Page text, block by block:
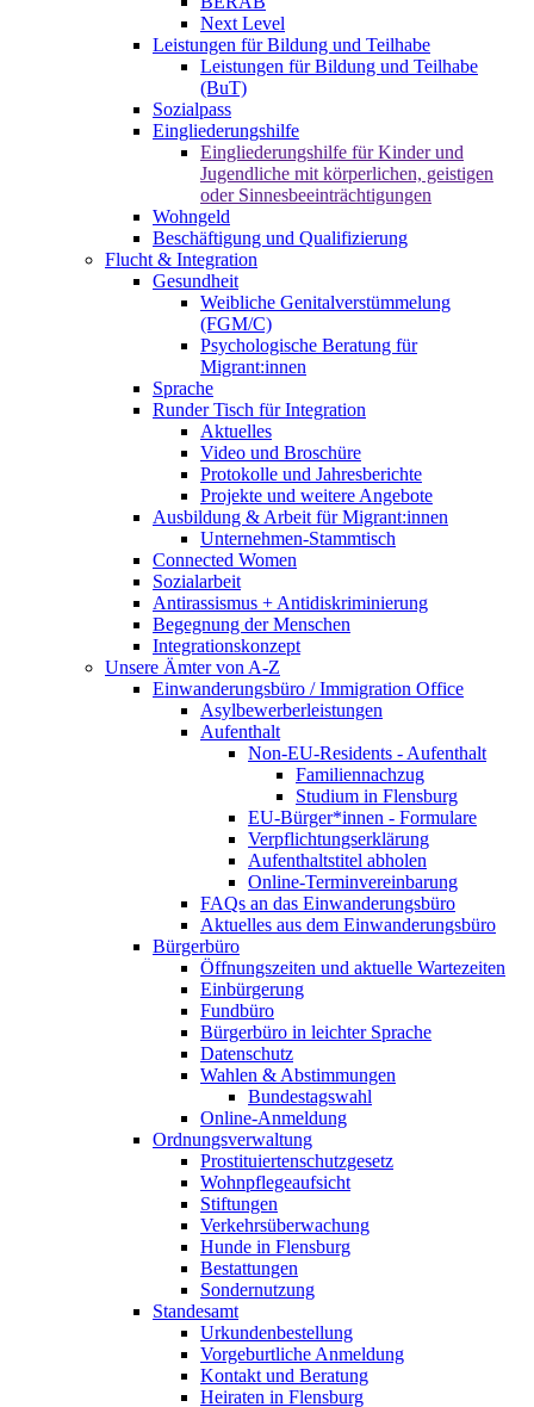
Next Level
Leistungen für Bildung und Teilhabe
Leistungen für Bildung und Teilhabe
(BuT)
Sozialpass
Eingliederungshilfe
Eingliederungshilfe für Kinder und
Jugendliche mit körperlichen, geistigen
oder Sinnesbeeinträchtigungen
Wohngeld
Beschäftigung und Qualifizierung
Flucht & Integration
Gesundheit
Weibliche Genitalverstümmelung
(FGM/C)
Psychologische Beratung für
Migrant:innen
Sprache
Runder Tisch für Integration
Aktuelles
Video und Broschüre
Protokolle und Jahresberichte
Projekte und weitere Angebote
Ausbildung & Arbeit für Migrant:innen
Unternehmen-Stammtisch
Connected Women
Sozialarbeit
Antirassismus + Antidiskriminierung
Begegnung der Menschen
Integrationskonzept
Unsere Ämter von A-Z
Einwanderungsbüro / Immigration Office
Asylbewerberleistungen
Aufenthalt
Non-EU-Residents - Aufenthalt
Familiennachzug
Studium in Flensburg
EU-Bürger*innen - Formulare
Verpflichtungserklärung
Aufenthaltstitel abholen
Online-Terminvereinbarung
FAQs an das Einwanderungsbüro
Aktuelles aus dem Einwanderungsbüro
Bürgerbüro
Öffnungszeiten und aktuelle Wartezeiten
Einbürgerung
Fundbüro
Bürgerbüro in leichter Sprache
Datenschutz
Wahlen & Abstimmungen
Bundestagswahl
Online-Anmeldung
Ordnungsverwaltung
Prostituiertenschutzgesetz
Wohnpflegeaufsicht
Stiftungen
Verkehrsüberwachung
Hunde in Flensburg
Bestattungen
Sondernutzung
Standesamt
Urkundenbestellung
Vorgeburtliche Anmeldung
Kontakt und Beratung
Heiraten in Flensburg